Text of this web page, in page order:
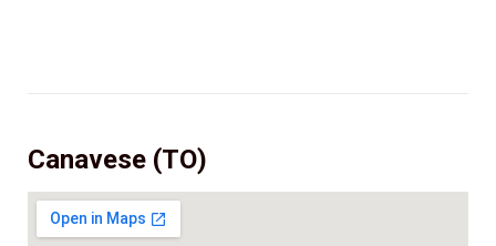
Canavese (TO)